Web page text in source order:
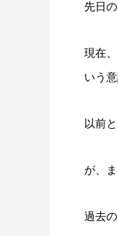
先日
現在
いう
以前
が、
過去